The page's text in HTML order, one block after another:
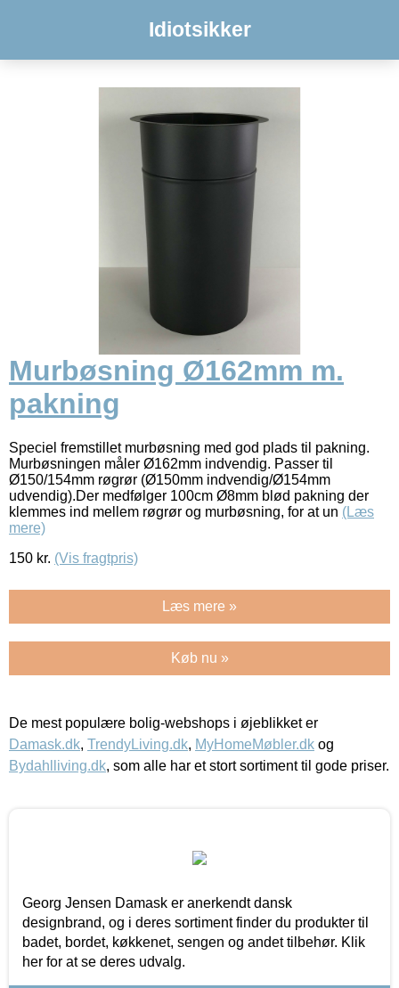
Idiotsikker
Murbøsning Ø162mm m.
pakning
Speciel fremstillet murbøsning med god plads til pakning.
Murbøsningen måler Ø162mm indvendig. Passer til
Ø150/154mm røgrør (Ø150mm indvendig/Ø154mm
udvendig).Der medfølger 100cm Ø8mm blød pakning der
klemmes ind mellem røgrør og murbøsning, for at un (Læs
mere)
150 kr. (Vis fragtpris)
Læs mere »
Køb nu »
De mest populære bolig-webshops i øjeblikket er
Damask.dk, TrendyLiving.dk, MyHomeMøbler.dk og
Bydahlliving.dk, som alle har et stort sortiment til gode priser.
Georg Jensen Damask er anerkendt dansk
designbrand, og i deres sortiment finder du produkter til
badet, bordet, køkkenet, sengen og andet tilbehør. Klik
her for at se deres udvalg.